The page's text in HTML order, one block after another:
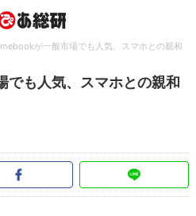
が一般市場でも人気、スマホとの親和
も人気、スマホとの親和